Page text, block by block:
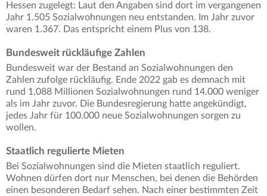
Hessen zugelegt: Laut den Angaben sind dort im vergangenen
Jahr 1.505 Sozialwohnungen neu entstanden. Im Jahr zuvor
waren 1.367. Das entspricht einem Plus von 138.
Bundesweit rückläufige Zahlen
Bundesweit war der Bestand an Sozialwohnungen den
Zahlen zufolge rückläufig. Ende 2022 gab es demnach mit
rund 1,088 Millionen Sozialwohnungen rund 14.000 weniger
als im Jahr zuvor. Die Bundesregierung hatte angekündigt,
jedes Jahr für 100.000 neue Sozialwohnungen sorgen zu
wollen.
Staatlich regulierte Mieten
Bei Sozialwohnungen sind die Mieten staatlich reguliert.
Wohnen dürfen dort nur Menschen, bei denen die Behörden
einen besonderen Bedarf sehen. Nach einer bestimmten Zeit